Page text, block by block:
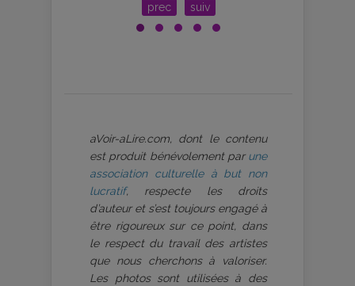
prec suiv
aVoir-aLire.com, dont le contenu
est produit bénévolement par une
association culturelle à but non
lucratif, respecte les droits
d’auteur et s’est toujours engagé à
être rigoureux sur ce point, dans
le respect du travail des artistes
que nous cherchons à valoriser.
Les photos sont utilisées à des